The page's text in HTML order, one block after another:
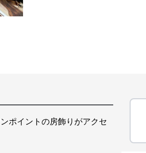
ポイントの房飾りがアクセ